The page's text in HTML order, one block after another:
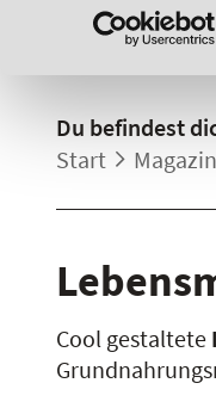
DETAILS.
Du befindest
Start
Magazin
Cool gestaltete